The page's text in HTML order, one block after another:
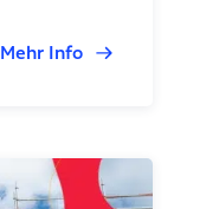
Mehr Info